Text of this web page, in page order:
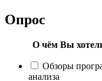
Опрос
О чём Вы
Обзоры
анализа